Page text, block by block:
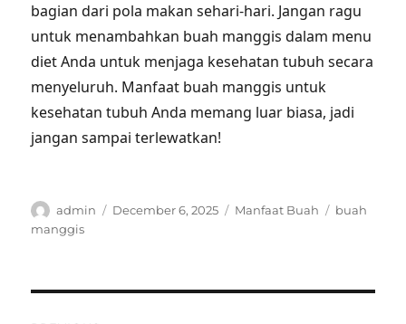
bagian dari pola makan sehari-hari. Jangan ragu
untuk menambahkan buah manggis dalam menu
diet Anda untuk menjaga kesehatan tubuh secara
menyeluruh. Manfaat buah manggis untuk
kesehatan tubuh Anda memang luar biasa, jadi
jangan sampai terlewatkan!
Author
admin
Posted
December 6, 2025 Categories
Manfaat Buah Tags
buah
manggis